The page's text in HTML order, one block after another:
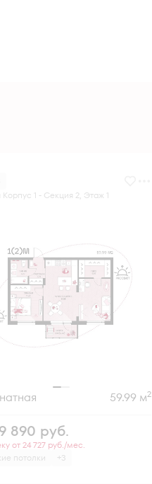
1 - Секция 2, Этаж 1
59.99 м2
890 руб.
от 24 727 руб./мес.
потолки
+3